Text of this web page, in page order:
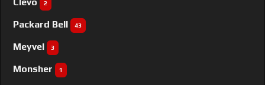
Clevo 2
Packard Bell 43
Meyvel 3
Monsher 1